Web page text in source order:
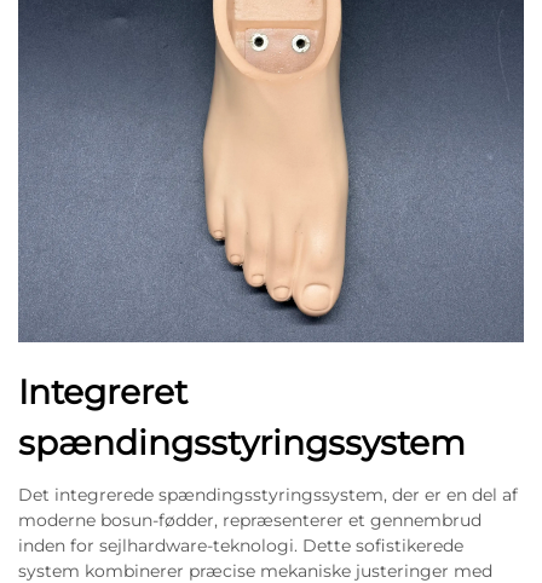
Integreret
spændingsstyringssystem
Det integrerede spændingsstyringssystem, der er en del af
moderne bosun-fødder, repræsenterer et gennembrud
inden for sejlhardware-teknologi. Dette sofistikerede
system kombinerer præcise mekaniske justeringer med